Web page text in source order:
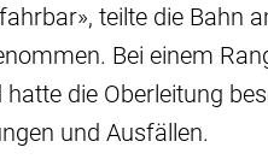
teilte die Bahn
Bei einem
die Oberleitung
und Ausfällen.